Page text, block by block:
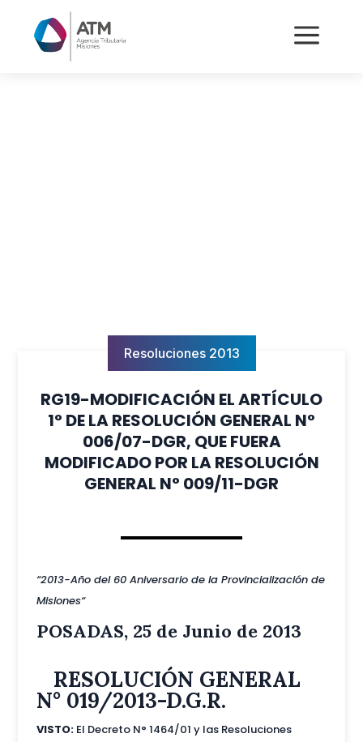
a
Resoluciones 2013
RG19-MODIFICACIÓN EL ARTÍCULO
1° DE LA RESOLUCIÓN GENERAL N°
006/07-DGR, QUE FUERA
MODIFICADO POR LA RESOLUCIÓN
GENERAL N° 009/11-DGR
“2013-Año del 60 Aniversario de la Provincialización de
Misiones“
POSADAS, 25 de Junio de 2013
RESOLUCIÓN GENERAL
N° 019/2013-D.G.R.
VISTO: El Decreto N° 1464/01 y las Resoluciones